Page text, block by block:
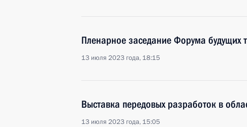
Пленарное заседание Форума будущих
13 июля 2023 года, 18:15
Выставка передовых разработок в
13 июля 2023 года, 15:05